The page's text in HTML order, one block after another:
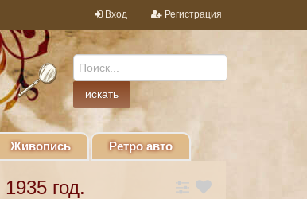
Вход Регистрация
Живопись Ретро авто
год.